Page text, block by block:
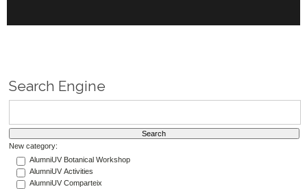
Search Engine
New category:
AlumniUV Botanical Workshop
AlumniUV Activities
AlumniUV Comparteix